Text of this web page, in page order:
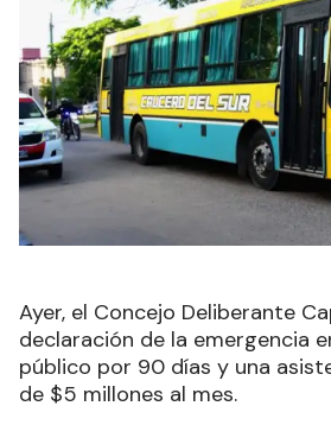
Ayer, el Concejo Deliberante
declaración de la emergencia
público por 90 días y una
de $5 millones al mes.